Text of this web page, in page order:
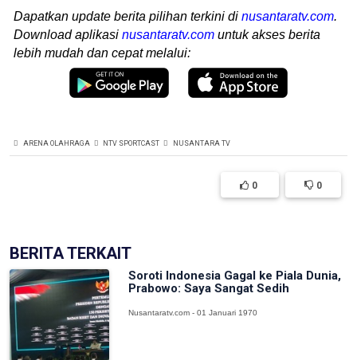
Dapatkan update berita pilihan terkini di nusantaratv.com.
Download aplikasi nusantaratv.com untuk akses berita
lebih mudah dan cepat melalui:
ARENA OLAHRAGA NTV SPORTCAST NUSANTARA TV
0 0
BERITA TERKAIT
Soroti Indonesia Gagal ke Piala Dunia,
Prabowo: Saya Sangat Sedih
Nusantaratv.com - 01 Januari 1970